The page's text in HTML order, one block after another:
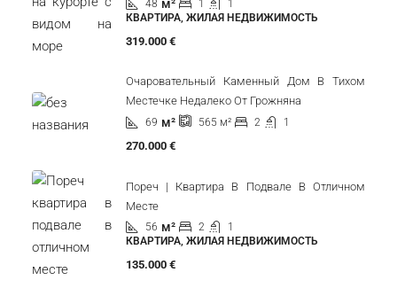
48 м² 1
1
КВАРТИРА, ЖИЛАЯ НЕДВИЖИМОСТЬ
319.000 €
Очаровательный Каменный Дом В Тихом
Местечке Недалеко От Грожняна
69 м² 565 м² 2 1
270.000 €
Пореч | Квартира В Подвале В Отличном
Месте
56 м² 2
1
КВАРТИРА, ЖИЛАЯ НЕДВИЖИМОСТЬ
135.000 €